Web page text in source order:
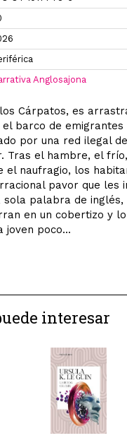
Anglosajona
Cárpatos, es
barco de emigrantes
por una red ilegal
Tras el hambre, el
el naufragio, los
pavor que les
palabra de
en un cobertizo y
joven poco...
interesar